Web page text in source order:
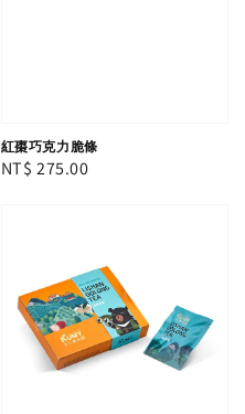
紅棗巧克力脆條
Regular
NT$ 275.00